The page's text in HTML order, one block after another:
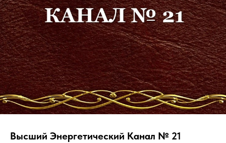
Высший Энергетический Канал № 21